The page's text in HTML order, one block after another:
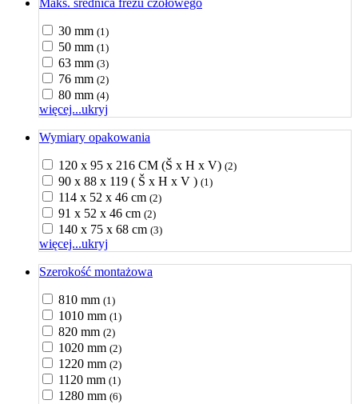
Maks. średnica frezu czołowego
30 mm (1)
50 mm (1)
63 mm (3)
76 mm (2)
80 mm (4)
więcej...ukryj
Wymiary opakowania
120 x 95 x 216 CM (Š x H x V) (2)
90 x 88 x 119 ( Š x H x V ) (1)
114 x 52 x 46 cm (2)
91 x 52 x 46 cm (2)
140 x 75 x 68 cm (3)
więcej...ukryj
Szerokość montażowa
810 mm (1)
1010 mm (1)
820 mm (2)
1020 mm (2)
1220 mm (2)
1120 mm (1)
1280 mm (6)